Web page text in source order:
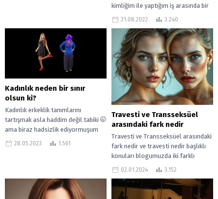
kimliğim ile yaptığım iş arasında bir
bağlantı kurmaya çalışınca olaylar
31.08.2022 3.240
Kadınlık neden bir sınır
olsun ki?
Kadınlık erkeklik tanımlarını
tartışmak asla haddim değil tabiki 🤭
ama biraz hadsizlik ediyormuşum
gibi gelebilir size başlığı okuyunca…
28.05.2023 1.561
Travesti ve Transseksüel
arasındaki fark nedir
Travesti ve Transseksüel arasındaki
fark nedir ve travesti nedir başlıklı
konuları blogumuzda iki farklı
gönderi olarak ayırdık. Çünkü bu iki...
02.01.2024 3.152